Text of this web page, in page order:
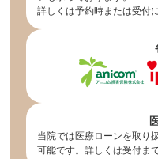
詳しくは予約時または受付
当院では医療ローンを取り
可能です。詳しくは受付ま